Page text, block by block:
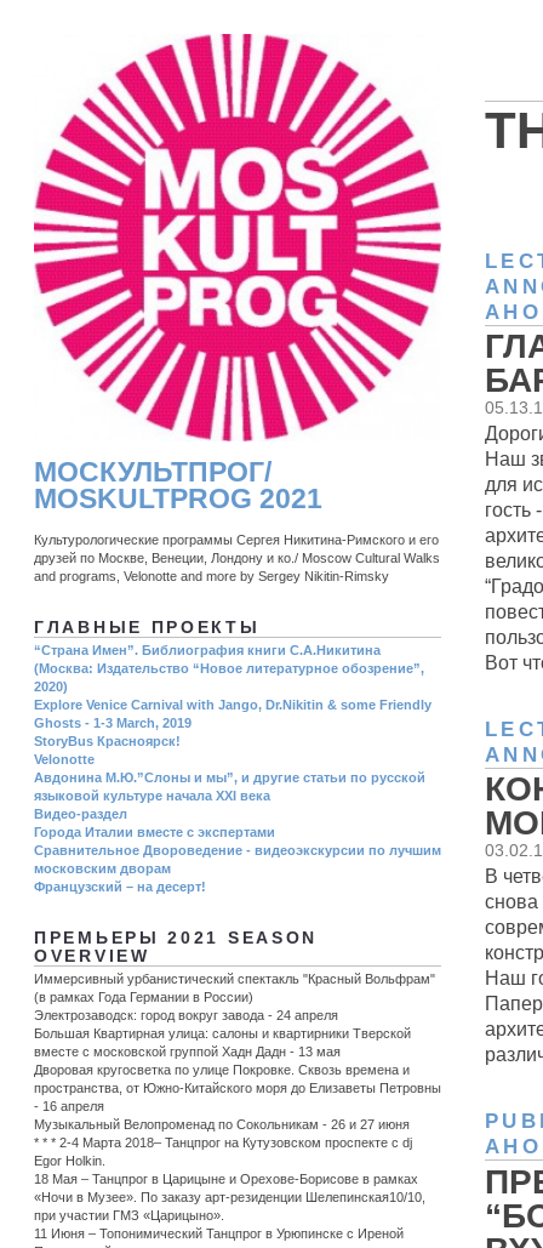
Наш
для
гость
Вот
В
снова
Наш
МОСКУЛЬТПРОГ/
MOSKULTPROG 2021
Культурологические программы Сергея Никитина-Римского и его
друзей по Москве, Венеции, Лондону и ко./ Moscow Cultural Walks
and programs, Velonotte and more by Sergey Nikitin-Rimsky
ГЛАВНЫЕ ПРОЕКТЫ
“Страна Имен”. Библиография книги С.А.Никитина
(Москва: Издательство “Новое литературное обозрение”,
2020)
Explore Venice Carnival with Jango, Dr.Nikitin & some Friendly
Ghosts - 1-3 March, 2019
StoryBus Красноярск!
Velonotte
Авдонина М.Ю.”Слоны и мы”, и другие статьи по русской
языковой культуре начала ХХI века
Видео-раздел
Города Италии вместе с экспертами
Сравнительное Двороведение - видеоэкскурсии по лучшим
московским дворам
Французский – на десерт!
ПРЕМЬЕРЫ 2021 SEASON
OVERVIEW
Иммерсивный урбанистический спектакль "Красный Вольфрам"
(в рамках Года Германии в России)
Электрозаводск: город вокруг завода - 24 апреля
Большая Квартирная улица: салоны и квартирники Тверской
вместе с московской группой Хадн Дадн - 13 мая
Дворовая кругосветка по улице Покровке. Сквозь времена и
пространства, от Южно-Китайского моря до Елизаветы Петровны
- 16 апреля
Музыкальный Велопроменад по Сокольникам - 26 и 27 июня
* * * 2-4 Марта 2018– Танцпрог на Кутузовском проспекте с dj
Egor Holkin.
18 Мая – Танцпрог в Царицыне и Орехове-Борисове в рамках
«Ночи в Музее». По заказу арт-резиденции Шелепинская10/10,
при участии ГМЗ «Царицыно».
11 Июня – Топонимический Танцпрог в Урюпинске c Иреной